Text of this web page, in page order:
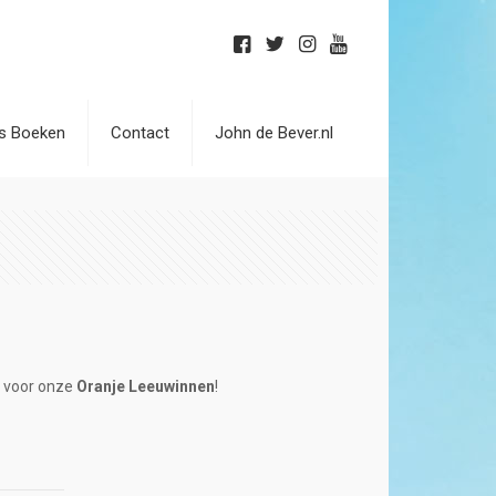
Boeken Contact John de Bever.nl
voor onze Oranje Leeuwinnen!